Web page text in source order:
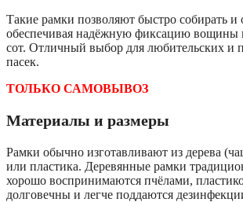
Такие рамки позволяют быстро собирать и
обеспечивая надёжную фиксацию вощины
сот. Отличный выбор для любительских и
пасек.
ТОЛЬКО САМОВЫВОЗ
Материалы и размеры
Рамки обычно изготавливают из дерева
или пластика. Деревянные рамки
хорошо воспринимаются пчёлами,
долговечны и легче поддаются